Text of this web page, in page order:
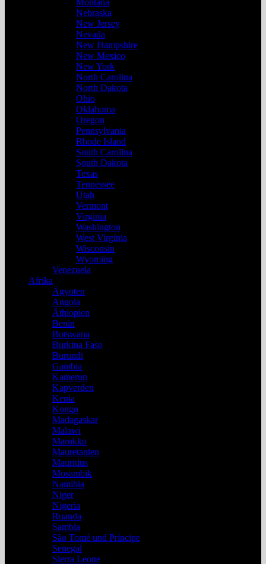
Montana
Nebraska
New Jersey
Nevada
New Hampshire
New Mexico
New York
North Carolina
North Dakota
Ohio
Oklahoma
Oregon
Pennsylvania
Rhode Island
South Carolina
South Dakota
Texas
Tennessee
Utah
Vermont
Virginia
Washington
West Virginia
Wisconsin
Wyoming
Venezuela
Afrika
Ägypten
Angola
Äthiopien
Benin
Botswana
Burkina Faso
Burundi
Gambia
Kamerun
Kapverden
Kenia
Kongo
Madagaskar
Malawi
Marokko
Mauretanien
Mauritius
Mosambik
Namibia
Niger
Nigeria
Ruanda
Sambia
São Tomé und Príncipe
Senegal
Sierra Leone